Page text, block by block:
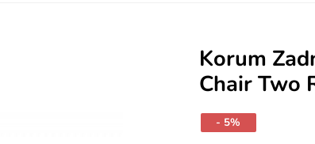
Korum
Chair Two
- 5%